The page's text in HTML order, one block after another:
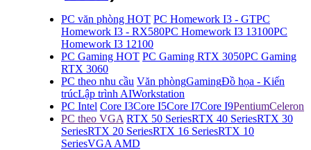
PC văn phòng HOT PC Homework I3 - GTPC
Homework I3 - RX580PC Homework I3 13100PC
Homework I3 12100
PC Gaming HOT PC Gaming RTX 3050PC Gaming
RTX 3060
PC theo nhu cầu Văn phòngGamingĐồ họa - Kiến
trúcLập trình AIWorkstation
PC Intel Core I3Core I5Core I7Core I9PentiumCeleron
PC theo VGA RTX 50 SeriesRTX 40 SeriesRTX 30
SeriesRTX 20 SeriesRTX 16 SeriesRTX 10
SeriesVGA AMD